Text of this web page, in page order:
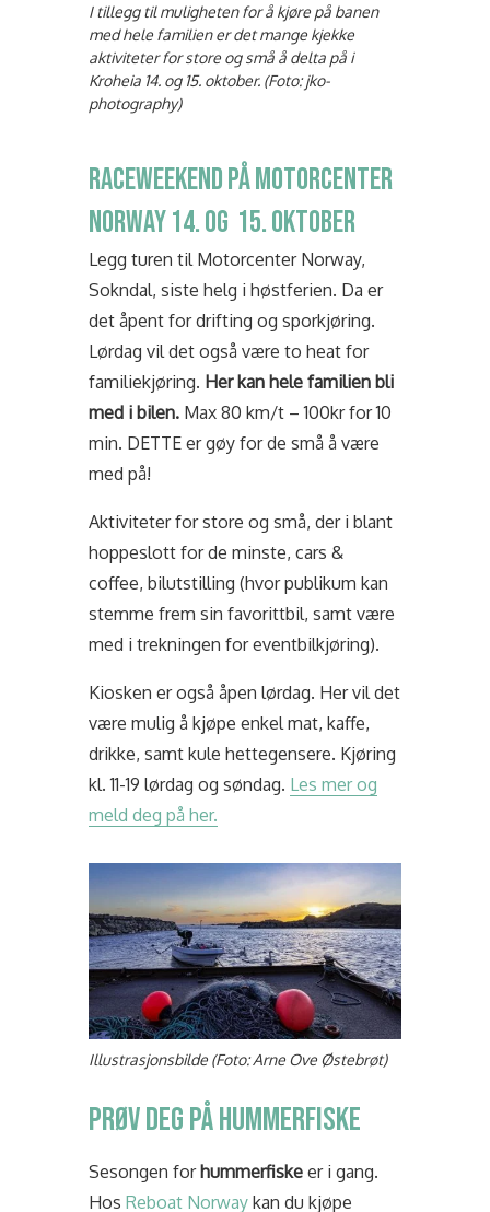
I tillegg til muligheten for å kjøre på banen
med hele familien er det mange kjekke
aktiviteter for store og små å delta på i
Kroheia 14. og 15. oktober. (Foto: jko-
photography)
RACEWEEKEND PÅ MOTORCENTER
NORWAY 14. OG 15. OKTOBER
Legg turen til Motorcenter Norway,
Sokndal, siste helg i høstferien. Da er
det åpent for drifting og sporkjøring.
Lørdag vil det også være to heat for
familiekjøring. Her kan hele familien bli
med i bilen.Max 80 km/t – 100kr for 10
min. DETTE er gøy for de små å være
med på!
Aktiviteter for store og små, der i blant
hoppeslott for de minste, cars &
coffee, bilutstilling (hvor publikum kan
stemme frem sin favorittbil, samt være
med i trekningen for eventbilkjøring).
Kiosken er også åpen lørdag. Her vil det
være mulig å kjøpe enkel mat, kaffe,
drikke, samt kule hettegensere. Kjøring
kl. 11-19 lørdag og søndag. Les mer og
meld deg på her.
Illustrasjonsbilde (Foto: Arne Ove Østebrøt)
Prøv deg på hummerfiske
Sesongen for hummerfiske er i gang.
Hos Reboat Norwaykan du kjøpe